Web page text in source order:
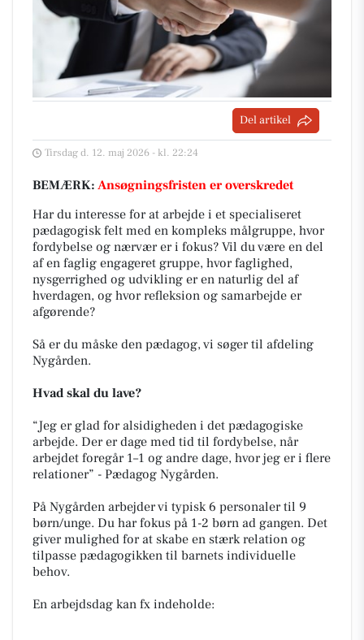
Del artikel
Tirsdag d. 12. maj 2026 - kl. 22:24
BEMÆRK: Ansøgningsfristen er overskredet
Har du interesse for at arbejde i et specialiseret
pædagogisk felt med en kompleks målgruppe, hvor
fordybelse og nærvær er i fokus? Vil du være en del
af en faglig engageret gruppe, hvor faglighed,
nysgerrighed og udvikling er en naturlig del af
hverdagen, og hvor refleksion og samarbejde er
afgørende?
Så er du måske den pædagog, vi søger til afdeling
Nygården.
Hvad skal du lave?
“Jeg er glad for alsidigheden i det pædagogiske
arbejde. Der er dage med tid til fordybelse, når
arbejdet foregår 1–1 og andre dage, hvor jeg er i flere
relationer” - Pædagog Nygården.
På Nygården arbejder vi typisk 6 personaler til 9
børn/unge. Du har fokus på 1-2 børn ad gangen. Det
giver mulighed for at skabe en stærk relation og
tilpasse pædagogikken til barnets individuelle
behov.
En arbejdsdag kan fx indeholde: